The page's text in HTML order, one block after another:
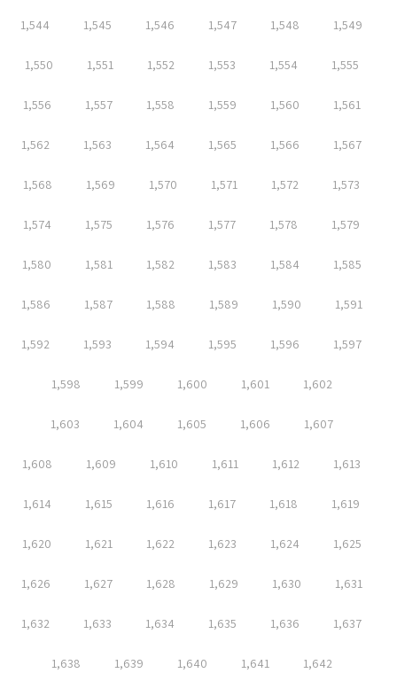
1,544 1,545 1,546 1,547 1,548 1,549
1,550 1,551 1,552 1,553 1,554 1,555
1,556 1,557 1,558 1,559 1,560 1,561
1,562 1,563 1,564 1,565 1,566 1,567
1,568 1,569 1,570 1,571 1,572 1,573
1,574 1,575 1,576 1,577 1,578 1,579
1,580 1,581 1,582 1,583 1,584 1,585
1,586 1,587 1,588 1,589 1,590 1,591
1,592 1,593 1,594 1,595 1,596 1,597
1,598 1,599 1,600 1,601 1,602
1,603 1,604 1,605 1,606 1,607
1,608 1,609 1,610 1,611 1,612 1,613
1,614 1,615 1,616 1,617 1,618 1,619
1,620 1,621 1,622 1,623 1,624 1,625
1,626 1,627 1,628 1,629 1,630 1,631
1,632 1,633 1,634 1,635 1,636 1,637
1,638 1,639 1,640 1,641 1,642